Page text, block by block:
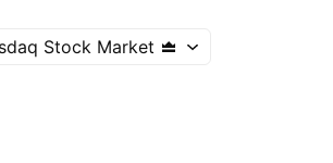
Stock Market